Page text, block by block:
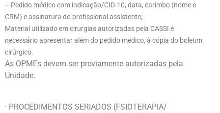
– Pedido médico com indicação/CID-10, data, carimbo (nome e
CRM) e assinatura do profissional assistente;
Material utilizado em cirurgias autorizadas pela CASSI é
necessário apresentar além do pedido médico, à cópia do boletim
cirúrgico.
As OPMEs devem ser previamente autorizadas pela
Unidade.
· PROCEDIMENTOS SERIADOS (FSIOTERAPIA/